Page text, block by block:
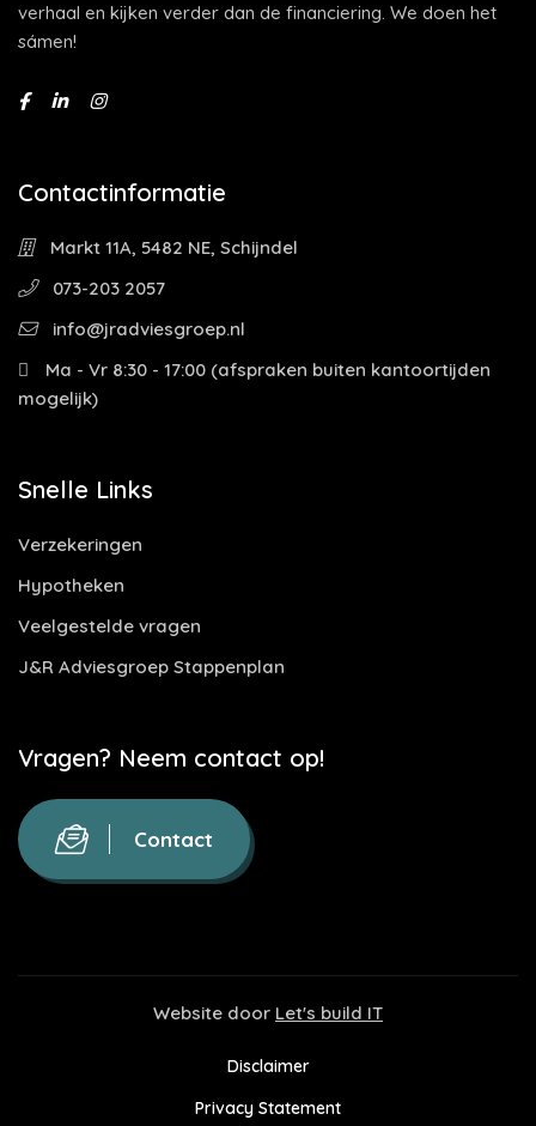
verhaal en kijken verder dan de financiering. We doen het
sámen!
Contactinformatie
Markt 11A, 5482 NE, Schijndel
073-203 2057
info@jradviesgroep.nl
Ma - Vr 8:30 - 17:00 (afspraken buiten kantoortijden
mogelijk)
Snelle Links
Verzekeringen
Hypotheken
Veelgestelde vragen
J&R Adviesgroep Stappenplan
Vragen? Neem contact op!
Contact
Website door Let's build IT
Disclaimer
Privacy Statement